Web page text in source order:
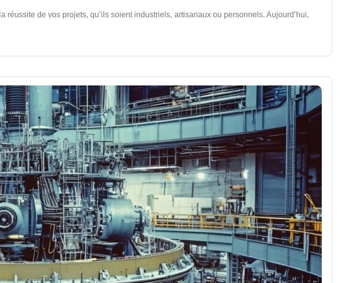
de vos projets, qu’ils soient industriels, artisanaux ou personnels. Aujourd’hui,